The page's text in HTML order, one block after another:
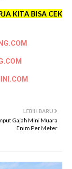
KITA BISA CEK
LEBIH BARU
Gajah Mini Muara
Enim Per Meter